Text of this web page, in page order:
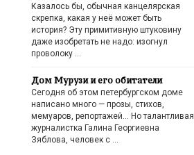
Казалось бы, обычная канцелярская
скрепка, какая у неё может быть
история? Эту примитивную штуковину
даже изобретать не надо: изогнул
проволоку …
Дом Мурузи и его обитатели
Сегодня об этом петербургском доме
написано много — прозы, стихов,
мемуаров, репортажей… Но талантливая
журналистка Галина Георгиевна
Зяблова, человек с …